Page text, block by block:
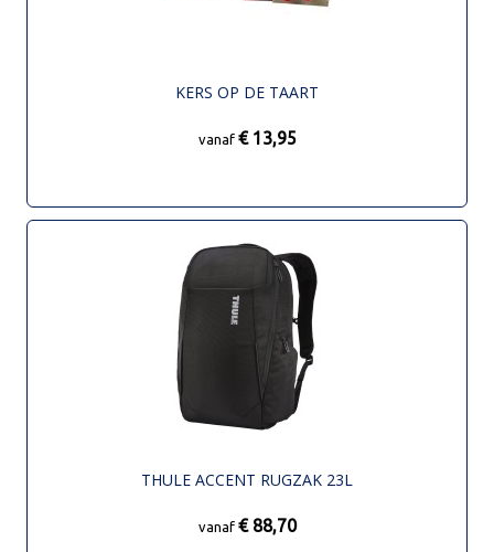
KERS OP DE TAART
vanaf € 13,95
THULE ACCENT RUGZAK 23L
vanaf € 88,70